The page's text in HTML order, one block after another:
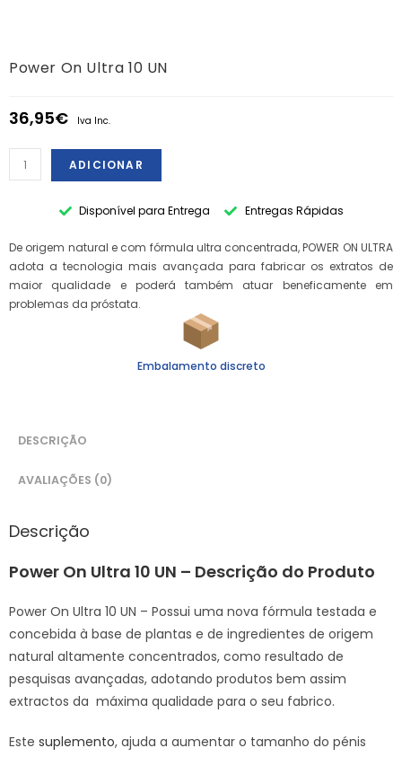
Power On Ultra 10 UN
36,95€ Iva Inc.
ADICIONAR
Disponível para Entrega Entregas Rápidas
De origem natural e com fórmula ultra concentrada, POWER ON ULTRA
adota a tecnologia mais avançada para fabricar os extratos de
maior qualidade e poderá também atuar beneficamente em
problemas da próstata.
Embalamento discreto
DESCRIÇÃO
AVALIAÇÕES (0)
Descrição
Power On Ultra 10 UN – Descrição do Produto
Power On Ultra 10 UN – Possui uma nova fórmula testada e
concebida à base de plantas e de ingredientes de origem
natural altamente concentrados, como resultado de
pesquisas avançadas, adotando produtos bem assim
extractos da máxima qualidade para o seu fabrico.
Este suplemento, ajuda a aumentar o tamanho do pénis